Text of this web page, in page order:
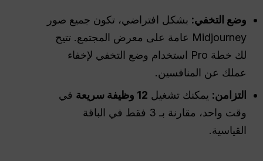
وضع التخفي: بشكل افتراضي، تكون جميع صور
Midjourney عامة على معرض المجتمع. تتيح
لك خطة Pro استخدام وضع التخفي لإخفاء
عملك عن المنافسين.
التزامن: يمكنك تشغيل 12 وظيفة سريعة
في
وقت واحد، مقارنة بـ 3 فقط في الباقة
القياسية.